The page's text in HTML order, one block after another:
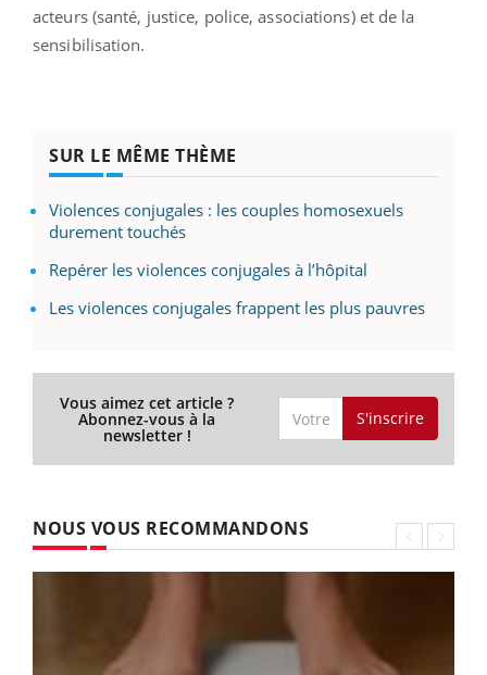
acteurs (santé, justice, police, associations) et de la
sensibilisation.
SUR LE MÊME THÈME
Violences conjugales : les couples homosexuels
durement touchés
Repérer les violences conjugales à l’hôpital
Les violences conjugales frappent les plus pauvres
Vous aimez cet article ?
Abonnez-vous à la
newsletter !
S'inscrire
NOUS VOUS RECOMMANDONS